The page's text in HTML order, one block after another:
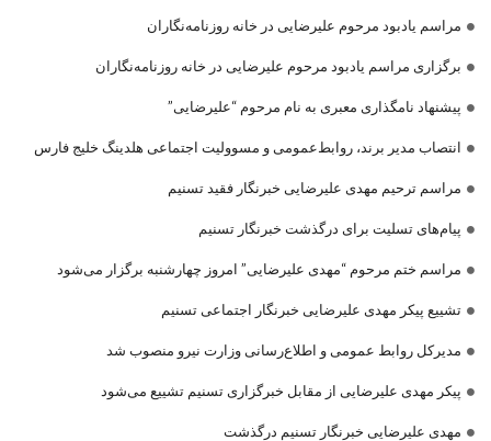
مراسم یادبود مرحوم علیرضایی در خانه روزنامه‌نگاران
برگزاری مراسم یادبود مرحوم علیرضایی در خانه روزنامه‌نگاران
پیشنهاد نامگذاری معبری به نام مرحوم “علیرضایی”
انتصاب مدیر برند، روابط‌عمومی و مسوولیت اجتماعی هلدینگ خلیج فارس
مراسم ترحیم مهدی علیرضایی خبرنگار فقید تسنیم
پیام‌های تسلیت برای درگذشت خبرنگار تسنیم
مراسم ختم مرحوم “مهدی علیرضایی” امروز چهارشنبه برگزار می‌شود
تشییع پیکر مهدی علیرضایی خبرنگار اجتماعی تسنیم
مدیرکل روابط عمومی و اطلاع‌رسانی وزارت نیرو منصوب شد
پیکر مهدی علیرضایی از مقابل خبرگزاری تسنیم تشییع می‌شود
مهدی علیرضایی خبرنگار تسنیم درگذشت